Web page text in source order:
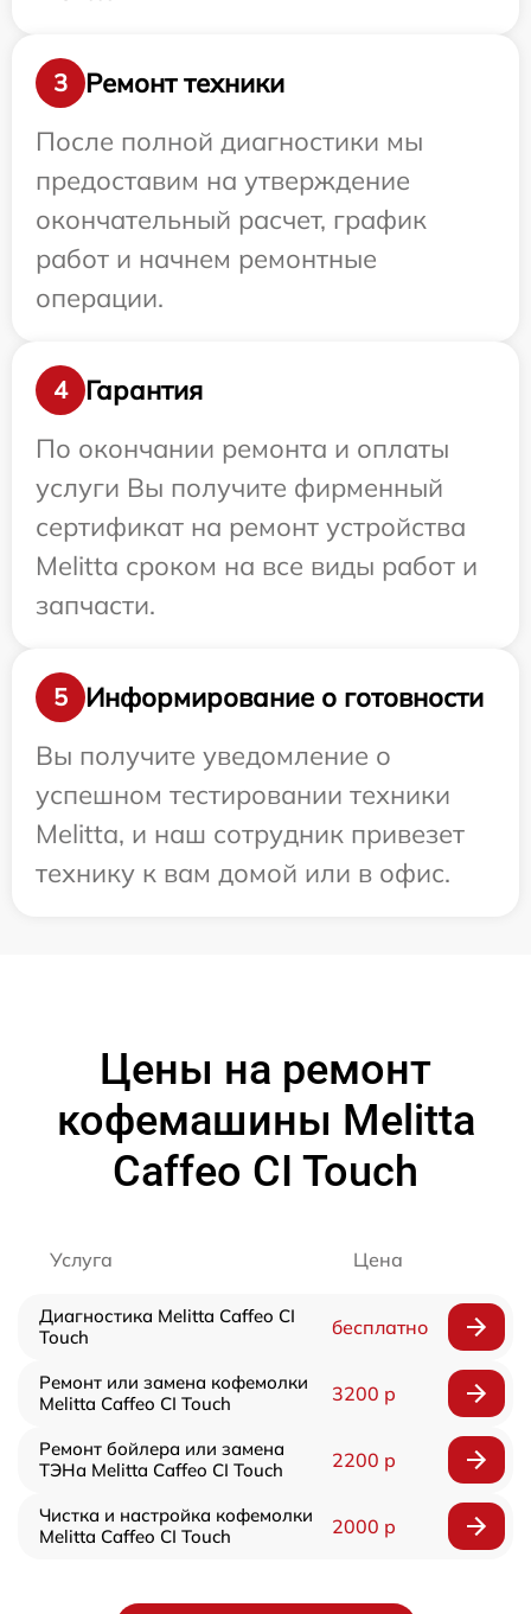
3
Ремонт техники
После полной диагностики мы
предоставим на утверждение
окончательный расчет, график
работ и начнем ремонтные
операции.
4
Гарантия
По окончании ремонта и оплаты
услуги Вы получите фирменный
сертификат на ремонт устройства
Melitta сроком на все виды работ и
запчасти.
5
Информирование о готовности
Вы получите уведомление о
успешном тестировании техники
Melitta, и наш сотрудник привезет
технику к вам домой или в офис.
Цены на ремонт
кофемашины Melitta
Caffeo CI Touch
Услуга Цена
Диагностика Melitta Caffeo CI
Touch
бесплатно
Ремонт или замена кофемолки
Melitta Caffeo CI Touch
3200 р
Ремонт бойлера или замена
ТЭНа Melitta Caffeo CI Touch
2200 р
Чистка и настройка кофемолки
Melitta Caffeo CI Touch
2000 р